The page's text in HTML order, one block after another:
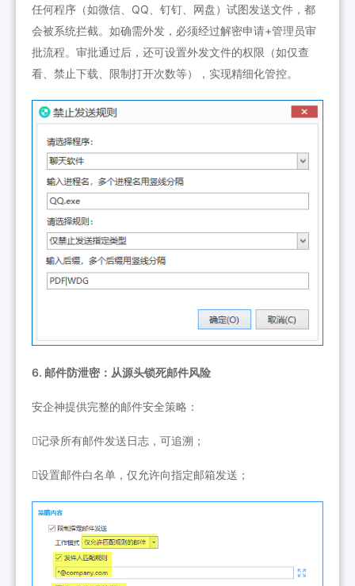
任何程序（如微信、QQ、钉钉、网盘）试图发送文件，都
会被系统拦截。如确需外发，必须经过解密申请+管理员审
批流程。审批通过后，还可设置外发文件的权限（如仅查
看、禁止下载、限制打开次数等），实现精细化管控。
6. 邮件防泄密：从源头锁死邮件风险
安企神提供完整的邮件安全策略：
记录所有邮件发送日志，可追溯；
设置邮件白名单，仅允许向指定邮箱发送；